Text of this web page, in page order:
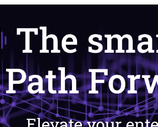
Cloud Security